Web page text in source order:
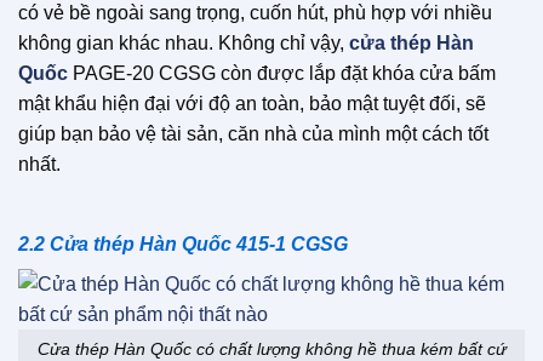
có vẻ bề ngoài sang trọng, cuốn hút, phù hợp với nhiều
không gian khác nhau. Không chỉ vậy, cửa thép Hàn
Quốc PAGE-20 CGSG còn được lắp đặt khóa cửa bấm
mật khẩu hiện đại với độ an toàn, bảo mật tuyệt đối, sẽ
giúp bạn bảo vệ tài sản, căn nhà của mình một cách tốt
nhất.
2.2 Cửa thép Hàn Quốc 415-1 CGSG
Cửa thép Hàn Quốc có chất lượng không hề thua kém bất cứ